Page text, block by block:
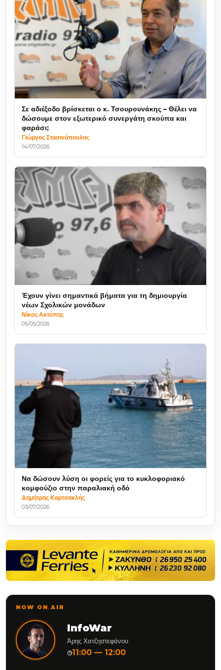
Σε αδιέξοδο βρίσκεται ο κ. Τσουρουνάκης – Θέλει να
δώσουμε στον εξωτερικό συνεργάτη σκούπα και
φαράσι;
Γιώργος Στασινόπουλος
14/07/2026
Έχουν γίνει σημαντικά βήματα για τη δημιουργία
νέων Σχολικών μονάδων
Νίκος Ακτύπης
05/05/2026
Να δώσουν λύση οι φορείς για το κυκλοφοριακό
κομφούζιο στην παραλιακή οδό
Δημήτρης Καρτσακλής
03/07/2026
NOW ON AIR
InfoWar
Άρης Χατζηστεφάνου
◷11:00 — 12:00